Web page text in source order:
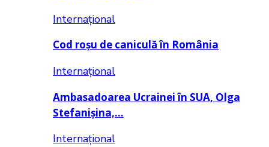
Internațional
Cod roșu de caniculă în România
Internațional
Ambasadoarea Ucrainei în SUA, Olga
Stefanișina,…
Internațional